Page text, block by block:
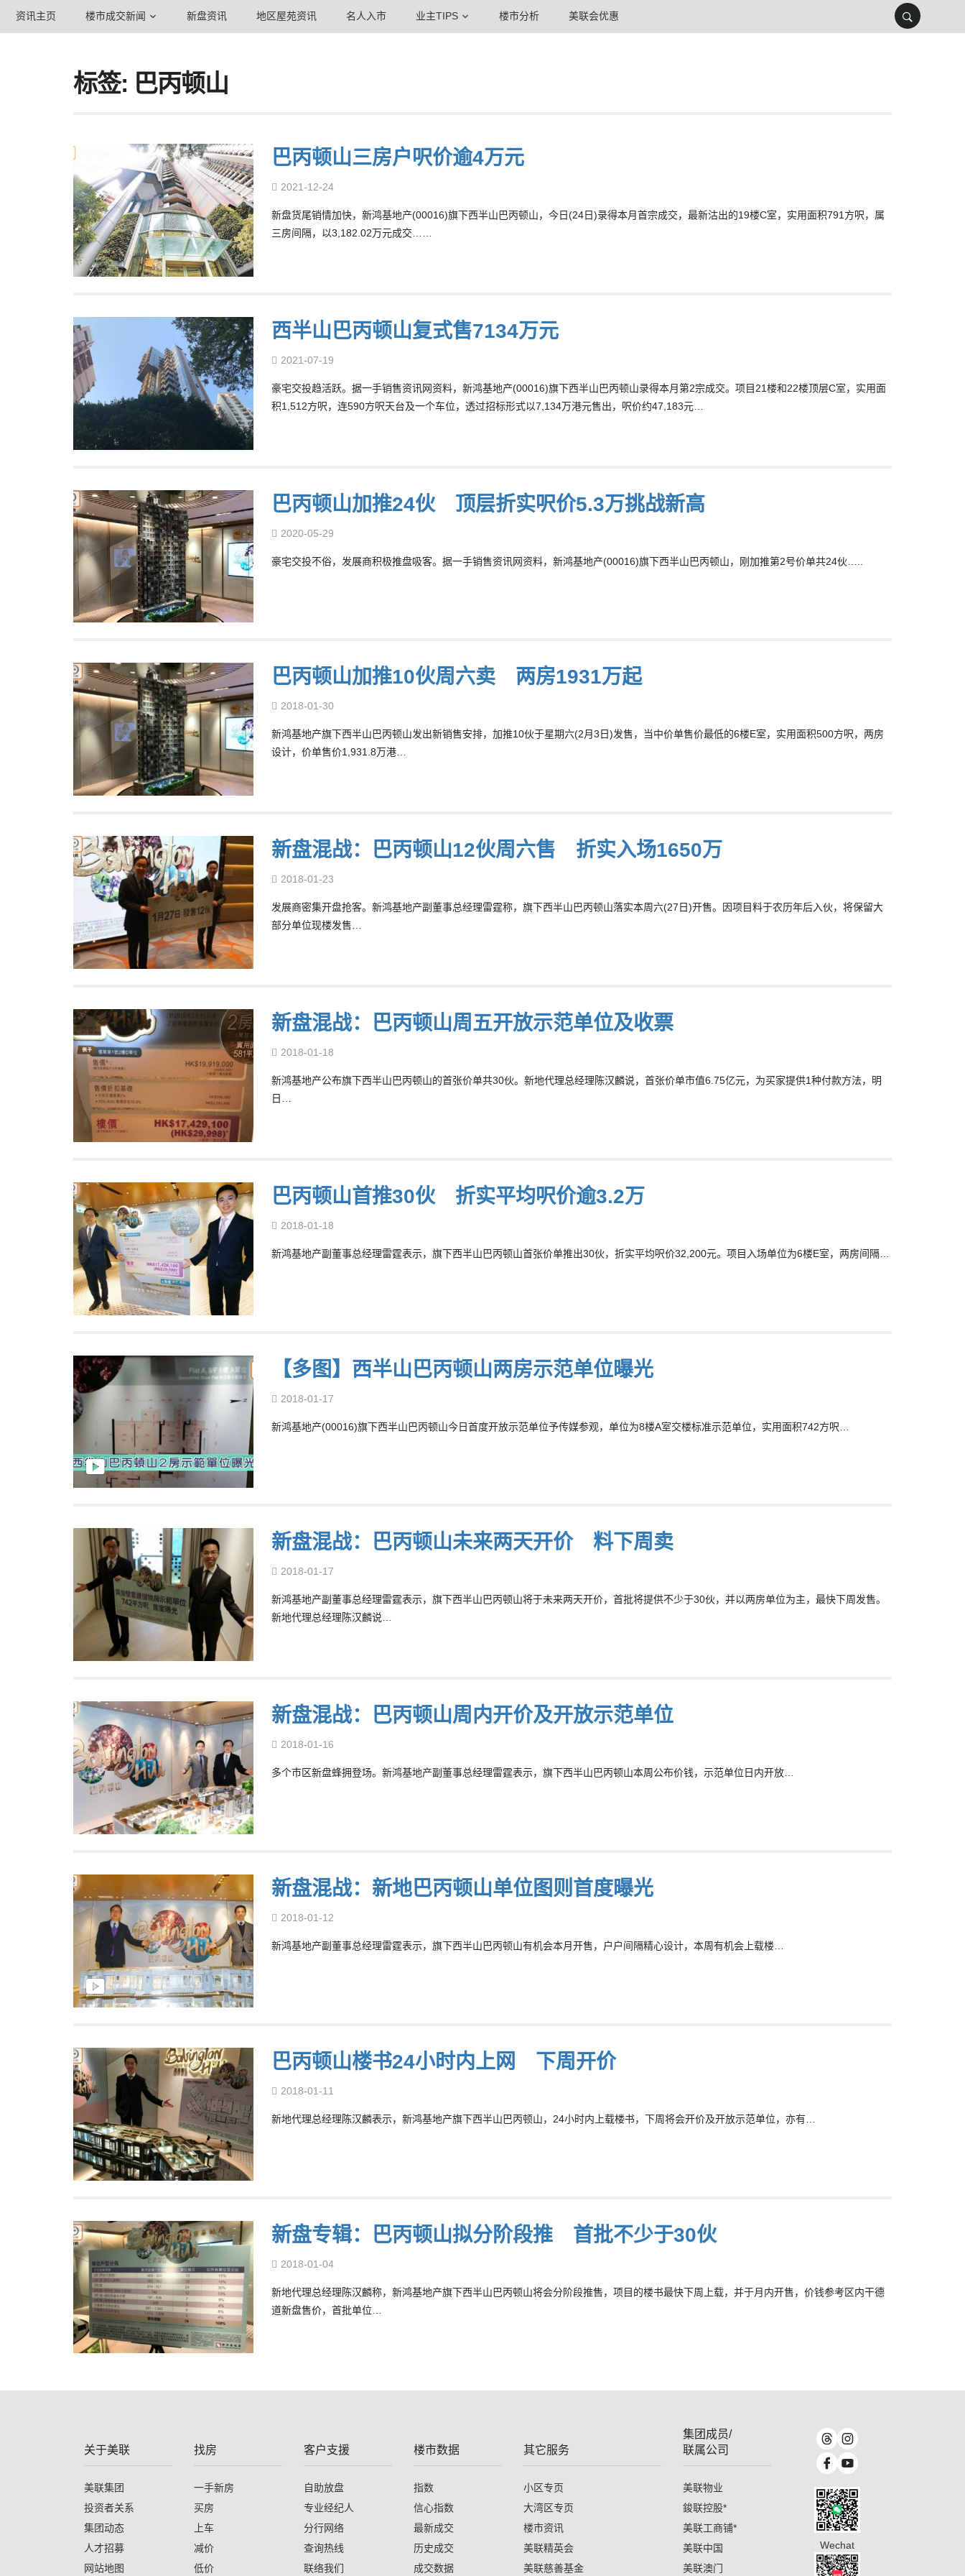
资讯主页 楼市成交新闻 新盘资讯 地区屋苑资讯 名人入市 业主TIPS 楼市分析 美联会优惠
标签: 巴丙顿山
巴丙顿山三房户呎价逾4万元
2021-12-24
新盘货尾销情加快，新鸿基地产(00016)旗下西半山巴丙顿山，今日(24日)录得本月首宗成交，最新沽出的19楼C室，实用面积791方呎，属
三房间隔，以3,182.02万元成交……
西半山巴丙顿山复式售7134万元
2021-07-19
豪宅交投趋活跃。据一手销售资讯网资料，新鸿基地产(00016)旗下西半山巴丙顿山录得本月第2宗成交。项目21楼和22楼顶层C室，实用面
积1,512方呎，连590方呎天台及一个车位，透过招标形式以7,134万港元售出，呎价约47,183元…
巴丙顿山加推24伙 顶层折实呎价5.3万挑战新高
2020-05-29
豪宅交投不俗，发展商积极推盘吸客。据一手销售资讯网资料，新鸿基地产(00016)旗下西半山巴丙顿山，刚加推第2号价单共24伙…..
巴丙顿山加推10伙周六卖 两房1931万起
2018-01-30
新鸿基地产旗下西半山巴丙顿山发出新销售安排，加推10伙于星期六(2月3日)发售，当中价单售价最低的6楼E室，实用面积500方呎，两房
设计，价单售价1,931.8万港…
新盘混战：巴丙顿山12伙周六售 折实入场1650万
2018-01-23
发展商密集开盘抢客。新鸿基地产副董事总经理雷霆称，旗下西半山巴丙顿山落实本周六(27日)开售。因项目料于农历年后入伙，将保留大
部分单位现楼发售…
新盘混战：巴丙顿山周五开放示范单位及收票
2018-01-18
新鸿基地产公布旗下西半山巴丙顿山的首张价单共30伙。新地代理总经理陈汉麟说，首张价单市值6.75亿元，为买家提供1种付款方法，明
日…
巴丙顿山首推30伙 折实平均呎价逾3.2万
2018-01-18
新鸿基地产副董事总经理雷霆表示，旗下西半山巴丙顿山首张价单推出30伙，折实平均呎价32,200元。项目入场单位为6楼E室，两房间隔…
【多图】西半山巴丙顿山两房示范单位曝光
2018-01-17
新鸿基地产(00016)旗下西半山巴丙顿山今日首度开放示范单位予传媒参观，单位为8楼A室交楼标准示范单位，实用面积742方呎…
新盘混战：巴丙顿山未来两天开价 料下周卖
2018-01-17
新鸿基地产副董事总经理雷霆表示，旗下西半山巴丙顿山将于未来两天开价，首批将提供不少于30伙，并以两房单位为主，最快下周发售。
新地代理总经理陈汉麟说…
新盘混战：巴丙顿山周内开价及开放示范单位
2018-01-16
多个市区新盘蜂拥登场。新鸿基地产副董事总经理雷霆表示，旗下西半山巴丙顿山本周公布价钱，示范单位日内开放…
新盘混战：新地巴丙顿山单位图则首度曝光
2018-01-12
新鸿基地产副董事总经理雷霆表示，旗下西半山巴丙顿山有机会本月开售，户户间隔精心设计，本周有机会上载楼…
巴丙顿山楼书24小时内上网 下周开价
2018-01-11
新地代理总经理陈汉麟表示，新鸿基地产旗下西半山巴丙顿山，24小时内上载楼书，下周将会开价及开放示范单位，亦有…
新盘专辑：巴丙顿山拟分阶段推 首批不少于30伙
2018-01-04
新地代理总经理陈汉麟称，新鸿基地产旗下西半山巴丙顿山将会分阶段推售，项目的楼书最快下周上载，并于月内开售，价钱参考区内干德
道新盘售价，首批单位…
关于美联
美联集团
投资者关系
集团动态
人才招募
网站地图
找房
一手新房
买房
上车
减价
低价
客户支援
自助放盘
专业经纪人
分行网络
查询热线
联络我们
楼市数据
指数
信心指数
最新成交
历史成交
成交数据
其它服务
小区专页
大湾区专页
楼市资讯
美联精英会
美联慈善基金
集团成员/
联属公司
美联物业
鋑联控股*
美联工商铺*
美联中国
美联澳门
Wechat